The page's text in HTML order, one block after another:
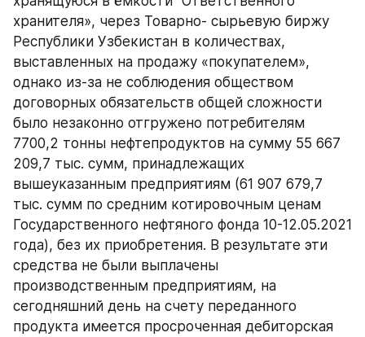
хранителя», через Товарно- сырьевую биржу
Республики Узбекистан в количествах,
выставленных на продажу «покупателем»,
однако из-за не соблюдения обществом
договорных обязательств общей сложности
было незаконно отгружено потребителям
7700,2 тонны нефтепродуктов на сумму 55 667
209,7 тыс. сумм, принадлежащих
вышеуказанным предприятиям (61 907 679,7
тыс. сумм по средним котировочным ценам
Государственного нефтяного фонда 10-12.05.2021
года), без их приобретения. В результате эти
средства не были выплачены
производственным предприятиям, на
сегодняшний день на счету переданного
продукта имеется просроченная дебиторская